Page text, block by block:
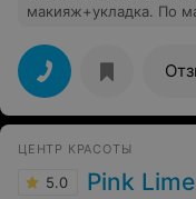
макияж+укладка. По
косметика высокого качества. Укладка
легкой волны локон
выраженной
эти моменты
девушка с рыжим
образ Аллегровой. Крайне осталась недовольна, об
этом сообщила
меня уверять как мне
ЦЕНТР КРАСОТЫ
5.0 Pink Lime